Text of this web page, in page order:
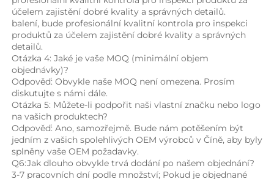
účelem zajistění dobré kvality a správných detailů.
balení, bude profesionální kvalitní kontrola pro inspekci
produktů za účelem zajistění dobré kvality a správných
detailů.
Otázka 4: Jaké je vaše MOQ (minimální objem
objednávky)?
Odpověď: Obvykle naše MOQ není omezena. Prosím
diskutujte s námi dále.
Otázka 5: Můžete-li podpořit naši vlastní značku nebo logo
na vašich produktech?
Odpověď: Ano, samozřejmě. Bude nám potěšením být
jedním z vašich spolehlivých OEM výrobců v Číně, aby byly
splněny vaše OEM požadavky.
Q6:Jak dlouho obvykle trvá dodání po našem objednání?
3-7 pracovních dní podle množství; Pokud je objednané